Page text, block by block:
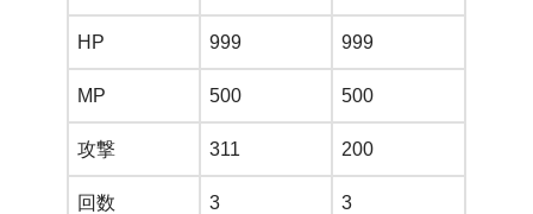
HP 999 999
MP 500 500
攻撃 311 200
回数 3 3